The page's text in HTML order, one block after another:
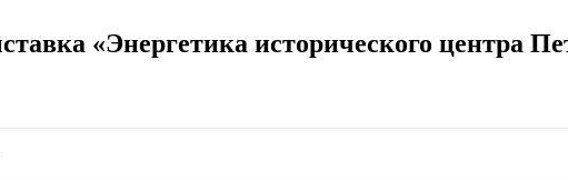
«Энергетика исторического центра